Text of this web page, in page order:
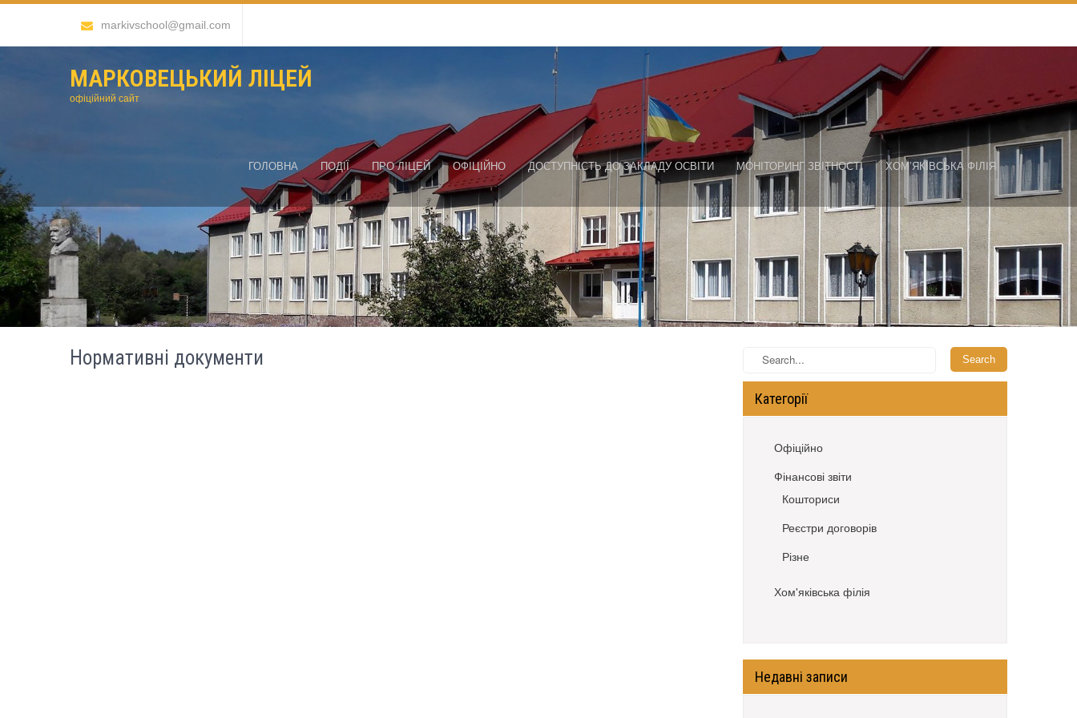
markivschool@gmail.com
МАРКОВЕЦЬКИЙ ЛІЦЕЙ
офіційний сайт
ГОЛОВНА ПОДІЇ ПРО ЛІЦЕЙ ОФІЦІЙНО ДОСТУПНІСТЬ ДО ЗАКЛАДУ ОСВІТИ МОНІТОРИНГ ЗВІТНОСТІ ХОМ’ЯКІВСЬКА ФІЛІЯ
Нормативні документи
Категорії
Офіційно
Фінансові звіти
Кошториси
Реєстри договорів
Різне
Хом'яківська філія
Недавні записи